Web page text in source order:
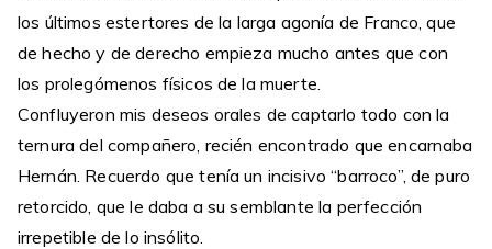
los últimos estertores de la larga agonía de Franco, que
de hecho y de derecho empieza mucho antes que con
los prolegómenos físicos de la muerte.
Confluyeron mis deseos orales de captarlo todo con la
ternura del compañero, recién encontrado que encarnaba
Hernán. Recuerdo que tenía un incisivo “barroco”, de puro
retorcido, que le daba a su semblante la perfección
irrepetible de lo insólito.